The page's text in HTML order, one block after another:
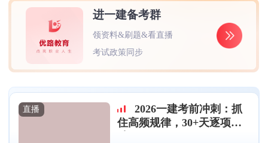
进一建备考群
领资料&刷题&看直播
考试政策同步
直播
2026一建考前冲刺：抓
住高频规律，30+天逐项突